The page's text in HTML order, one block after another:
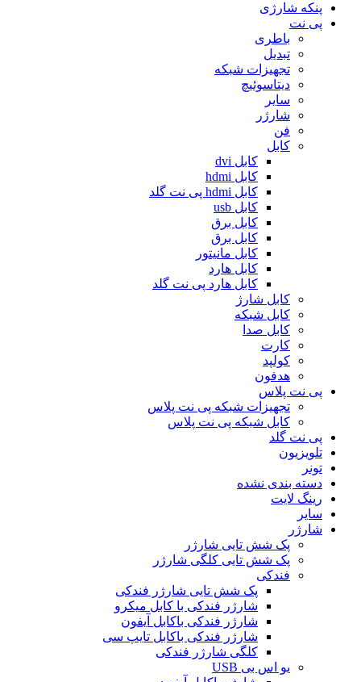
پنکه شارژی
پی نت
باطری
تبدیل
تجهیزات شبکه
دیتاسوئیچ
سایر
شارژر
فن
کابل
کابل dvi
کابل hdmi
کابل hdmi پی نت گلد
کابل usb
کابل برق
کابل برق
کابل مانیتور
کابل هارد
کابل هارد پی نت گلد
کابل شارژ
کابل شبکه
کابل صدا
کارت
کولپد
هدفون
پی نت پلاس
تجهیزات شبکه پی نت پلاس
کابل شبکه پی نت پلاس
پی نت گلد
تلویزیون
تونر
دسته بندی نشده
رینگ لایت
سایر
شارژر
پک شش تایی شارژر
پک شش تایی کلگی شارژر
فندکی
پک شش تایی شارژر فندکی
شارژر فندکی با کابل میکرو
شارژر فندکی باکابل آیفون
شارژر فندکی باکابل تایپ سی
کلگی شارژر فندکی
یو اس بی USB